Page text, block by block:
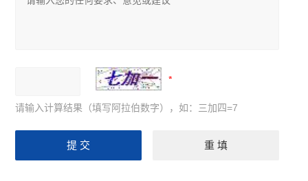
请输入计算结果（填写阿拉伯数字），如：三加四=7